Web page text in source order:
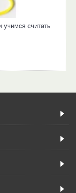
считать